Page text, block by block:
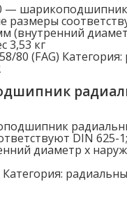
—
размеры
(внутренний
3,53 кг
80 (FAG) Категория:
DIN 625-
диаметр x
Категория: